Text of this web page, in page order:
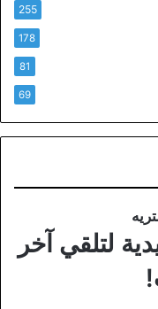
255
178
81
69
لتلقي آخر